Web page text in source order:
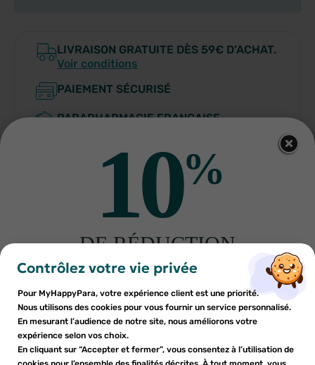
LIVRAISON GRATUITE DÈS 59€ D’ACHAT.
Voir conditions
PAIEMENT SÉCURISÉ
PARAPHARMACIE FRANÇAISE
Indications
Composition
Ajouter à ma liste d'envies ×
add_circle_outline
Créer une nouvelle liste
×
Nom de la liste d'envies
×
Vous devez être connecté pour ajouter des produits à votre
liste d'envies.
Contrôlez votre vie privée
Pour MyHappyPara, votre expérience client est une priorité.
Nous utilisons des cookies pour vous fournir un service personnalisé.
En mesurant l’audience de notre site, nous améliorons votre
expérience selon vos choix.
En cliquant sur “Accepter et fermer”, vous consentez à l’utilisation de
10%
DE RÉDUCTION
sur votre première commande
Inscrivez-vous à notre newsletter et profitez
d'une réduction sur votre première commande*